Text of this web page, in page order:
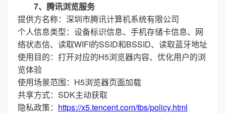
7、腾讯浏览服务
提供方名称：深圳市腾讯计算机系统有限公司
个人信息类型：设备标识信息、手机存储卡信息、网
络状态信、读取WIFI的SSID和BSSID、读取蓝牙地址
使用目的：打开对应的H5浏览器内容、优化用户的浏
览体验
使用场景范围：H5浏览器页面加载
共享方式：SDK主动获取
隐私政策： https://x5.tencent.com/tbs/policy.html